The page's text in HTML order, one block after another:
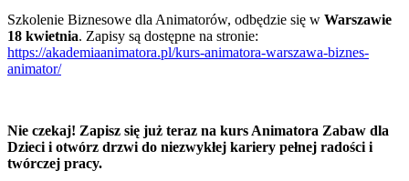
Szkolenie Biznesowe dla Animatorów, odbędzie się w Warszawie
18 kwietnia. Zapisy są dostępne na stronie:
https://akademiaanimatora.pl/kurs-animatora-warszawa-biznes-
animator/
Nie czekaj! Zapisz się już teraz na kurs Animatora Zabaw dla
Dzieci i otwórz drzwi do niezwykłej kariery pełnej radości i
twórczej pracy.